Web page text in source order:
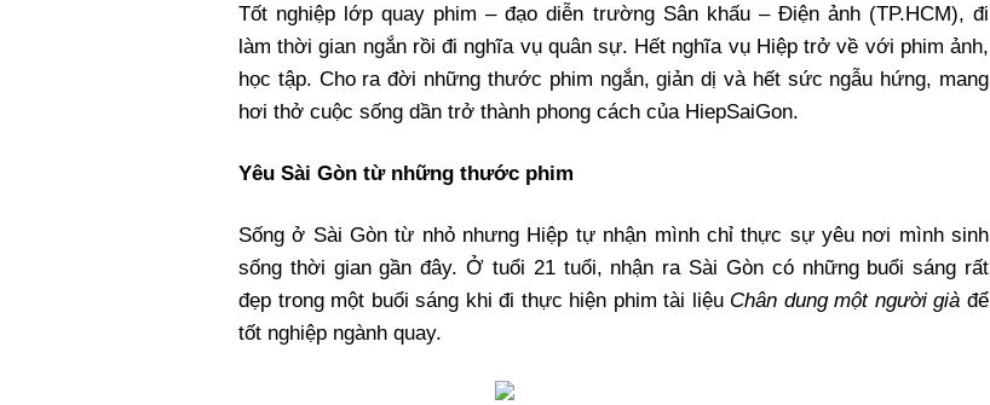
Tốt nghiệp lớp quay phim – đạo diễn trường Sân khấu – Điện ảnh (TP.HCM), đi
làm thời gian ngắn rồi đi nghĩa vụ quân sự. Hết nghĩa vụ Hiệp trở về với phim ảnh,
học tập. Cho ra đời những thước phim ngắn, giản dị và hết sức ngẫu hứng, mang
hơi thở cuộc sống dần trở thành phong cách của HiepSaiGon.
Yêu Sài Gòn từ những thước phim
Sống ở Sài Gòn từ nhỏ nhưng Hiệp tự nhận mình chỉ thực sự yêu nơi mình sinh
sống thời gian gần đây. Ở tuổi 21 tuổi, nhận ra Sài Gòn có những buổi sáng rất
đẹp trong một buổi sáng khi đi thực hiện phim tài liệu Chân dung một người già để
tốt nghiệp ngành quay.